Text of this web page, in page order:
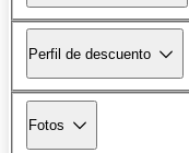
Perfil de descuento
Fotos